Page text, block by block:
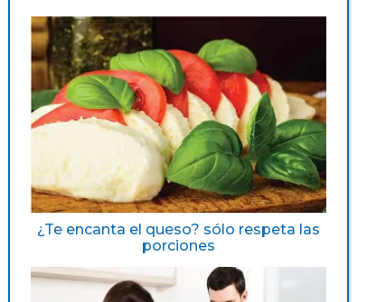
¿Te encanta el queso? sólo respeta las
porciones